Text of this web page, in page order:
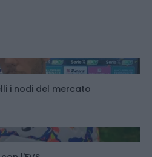
i nodi del mercato